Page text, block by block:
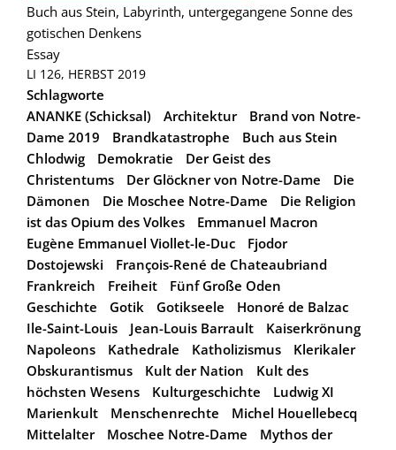
Buch aus Stein, Labyrinth, untergegangene Sonne des
gotischen Denkens
Essay
LI 126, HERBST 2019
Schlagworte
ANANKE (Schicksal)
Architektur
Brand von Notre-
Dame 2019
Brandkatastrophe
Buch aus Stein
Chlodwig
Demokratie
Der Geist des
Christentums
Der Glöckner von Notre-Dame
Die
Dämonen
Die Moschee Notre-Dame
Die Religion
ist das Opium des Volkes
Emmanuel Macron
Eugène Emmanuel Viollet-le-Duc
Fjodor
Dostojewski
François-René de Chateaubriand
Frankreich
Freiheit
Fünf Große Oden
Geschichte
Gotik Gotikseele
Honoré de Balzac
Ile-Saint-Louis
Jean-Louis Barrault
Kaiserkrönung
Napoleons
Kathedrale Katholizismus
Klerikaler
Obskurantismus
Kult der Nation
Kult des
höchsten Wesens
Kulturgeschichte
Ludwig XI
Marienkult
Menschenrechte
Michel Houellebecq
Mittelalter
Moschee Notre-Dame
Mythos der